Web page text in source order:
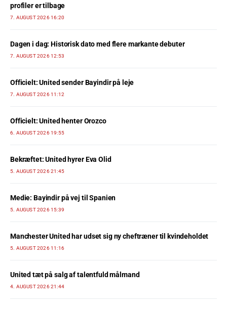
profiler er tilbage
7. AUGUST 2026 16:20
Dagen i dag: Historisk dato med flere markante debuter
7. AUGUST 2026 12:53
Officielt: United sender Bayindir på leje
7. AUGUST 2026 11:12
Officielt: United henter Orozco
6. AUGUST 2026 19:55
Bekræftet: United hyrer Eva Olid
5. AUGUST 2026 21:45
Medie: Bayindir på vej til Spanien
5. AUGUST 2026 15:39
Manchester United har udset sig ny cheftræner til kvindeholdet
5. AUGUST 2026 11:16
United tæt på salg af talentfuld målmand
4. AUGUST 2026 21:44